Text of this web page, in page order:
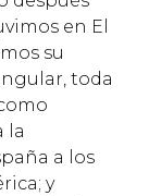
en El
su
toda
la
a los
y